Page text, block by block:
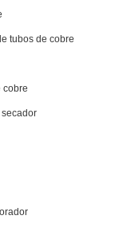
tubos de cobre
cobre